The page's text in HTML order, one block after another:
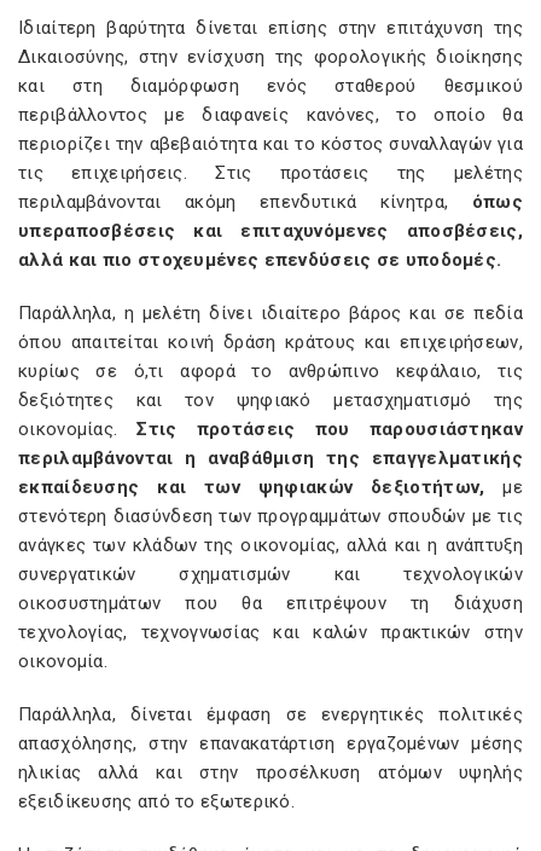
Ιδιαίτερη βαρύτητα δίνεται επίσης στην επιτάχυνση της
Δικαιοσύνης, στην ενίσχυση της φορολογικής διοίκησης
και στη διαμόρφωση ενός σταθερού θεσμικού
περιβάλλοντος με διαφανείς κανόνες, το οποίο θα
περιορίζει την αβεβαιότητα και το κόστος συναλλαγών για
τις επιχειρήσεις. Στις προτάσεις της μελέτης
περιλαμβάνονται ακόμη επενδυτικά κίνητρα, όπως
υπεραποσβέσεις και επιταχυνόμενες αποσβέσεις,
αλλά και πιο στοχευμένες επενδύσεις σε υποδομές.
Παράλληλα, η μελέτη δίνει ιδιαίτερο βάρος και σε πεδία
όπου απαιτείται κοινή δράση κράτους και επιχειρήσεων,
κυρίως σε ό,τι αφορά το ανθρώπινο κεφάλαιο, τις
δεξιότητες και τον ψηφιακό μετασχηματισμό της
οικονομίας. Στις προτάσεις που παρουσιάστηκαν
περιλαμβάνονται η αναβάθμιση της επαγγελματικής
εκπαίδευσης και των ψηφιακών δεξιοτήτων, με
στενότερη διασύνδεση των προγραμμάτων σπουδών με τις
ανάγκες των κλάδων της οικονομίας, αλλά και η ανάπτυξη
συνεργατικών σχηματισμών και τεχνολογικών
οικοσυστημάτων που θα επιτρέψουν τη διάχυση
τεχνολογίας, τεχνογνωσίας και καλών πρακτικών στην
οικονομία.
Παράλληλα, δίνεται έμφαση σε ενεργητικές πολιτικές
απασχόλησης, στην επανακατάρτιση εργαζομένων μέσης
ηλικίας αλλά και στην προσέλκυση ατόμων υψηλής
εξειδίκευσης από το εξωτερικό.